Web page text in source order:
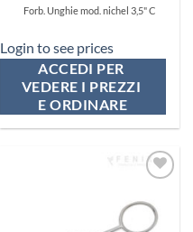
Forb. Unghie mod. nichel 3,5" C
Login to see prices
ACCEDI PER
VEDERE I PREZZI
E ORDINARE
ai
preferiti